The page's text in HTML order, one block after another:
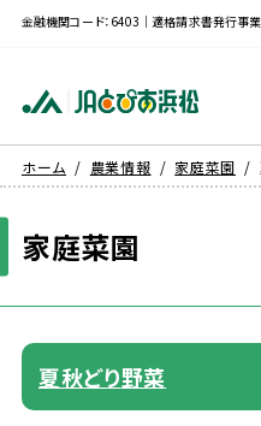
金融機関コード：6403｜適格請求書発行事
ホーム 農業情報 家庭菜園
家庭菜園
夏秋どり野菜